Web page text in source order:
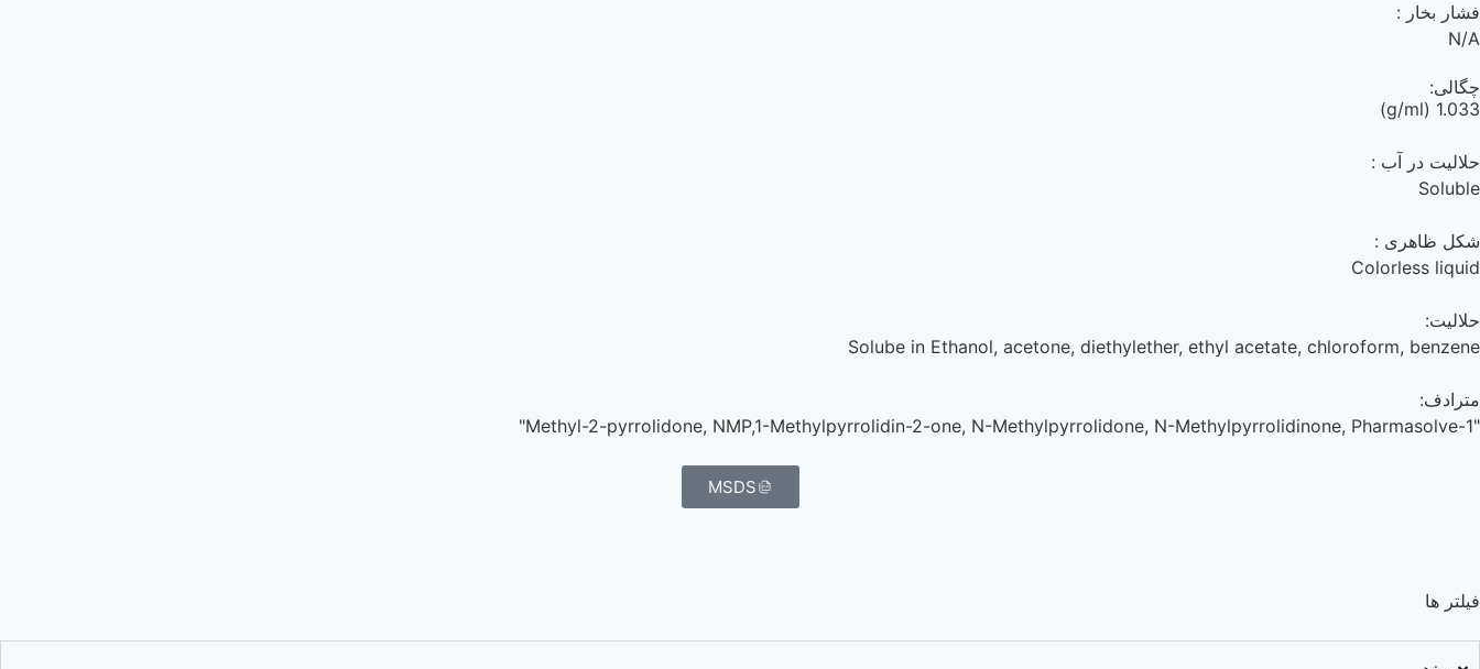
فشار بخار :
N/A
چگالی:
1.033 (g/ml)
حلالیت در آب :
Soluble
شکل ظاهری :
Colorless liquid
حلالیت:
Solube in Ethanol, acetone, diethylether, ethyl acetate, chloroform, benzene
مترادف:
"1-Methyl-2-pyrrolidone, NMP,1-Methylpyrrolidin-2-one, N-Methylpyrrolidone, N-Methylpyrrolidinone, Pharmasolve"
MSDS
فیلتر ها